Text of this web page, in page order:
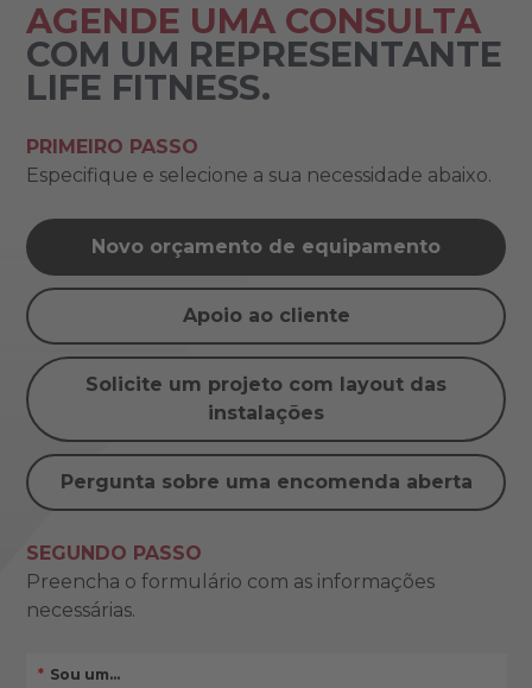
AGENDE UMA CONSULTA
COM UM REPRESENTANTE
LIFE FITNESS.
PRIMEIRO PASSO
Especifique e selecione a sua necessidade abaixo.
Novo orçamento de equipamento
Apoio ao cliente
Solicite um projeto com layout das
instalações
Pergunta sobre uma encomenda aberta
SEGUNDO PASSO
Preencha o formulário com as informações
necessárias.